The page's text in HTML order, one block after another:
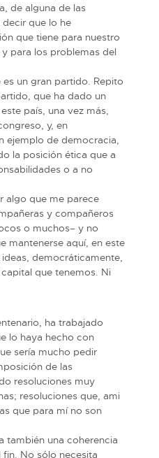
de alguna de las
que lo he
que tiene para nuestro
para los problemas del
un gran partido. Repito
que ha dado un
país, una vez más,
y, en
ejemplo de democracia,
la posición ética que a
o a no
algo que me parece
y compañeros
o muchos– y no
mantenerse aquí, en este
democráticamente,
que tenemos. Ni
ha trabajado
lo haya hecho con
sería mucho pedir
de las
resoluciones muy
resoluciones que, ami
que para mí no son
también una coherencia
No sólo necesita